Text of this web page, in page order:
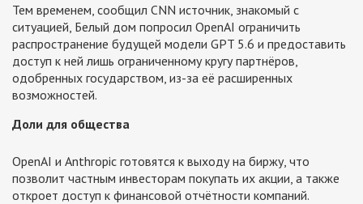
Тем временем, сообщил CNN источник, знакомый с
ситуацией, Белый дом попросил OpenAI ограничить
распространение будущей модели GPT 5.6 и предоставить
доступ к ней лишь ограниченному кругу партнёров,
одобренных государством, из-за её расширенных
возможностей.
Доли для общества
OpenAI и Anthropic готовятся к выходу на биржу, что
позволит частным инвесторам покупать их акции, а также
откроет доступ к финансовой отчётности компаний.